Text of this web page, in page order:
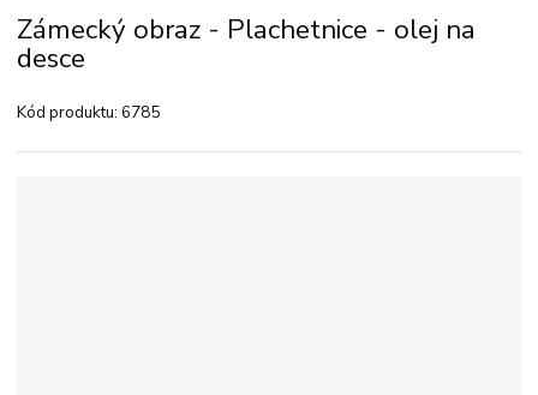
a
í
s
r
Zámecký obraz - Plachetnice - olej na
desce
Kód produktu:6785